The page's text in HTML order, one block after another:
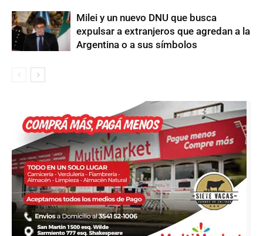
Milei y un nuevo DNU que busca
expulsar a extranjeros que agredan a la
Argentina o a sus símbolos